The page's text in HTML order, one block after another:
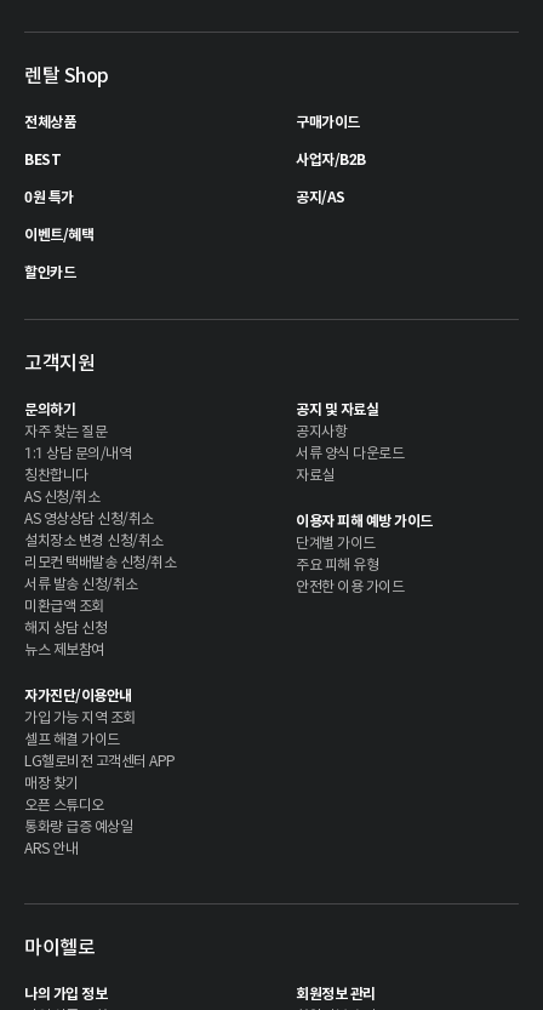
렌탈 Shop
전체상품
BEST
0원 특가
이벤트/혜택
할인카드
구매가이드
사업자/B2B
공지/AS
고객지원
문의하기
자주 찾는 질문
1:1 상담 문의/내역
칭찬합니다
AS 신청/취소
AS 영상상담 신청/취소
설치장소 변경 신청/취소
리모컨 택배발송 신청/취소
서류 발송 신청/취소
미환급액 조회
해지 상담 신청
뉴스 제보참여
자가진단/이용안내
가입 가능 지역 조회
셀프 해결 가이드
LG헬로비전 고객센터 APP
매장 찾기
오픈 스튜디오
통화량 급증 예상일
ARS 안내
공지 및 자료실
공지사항
서류 양식 다운로드
자료실
이용자 피해 예방 가이드
단계별 가이드
주요 피해 유형
안전한 이용 가이드
마이헬로
나의 가입 정보 회원정보 관리